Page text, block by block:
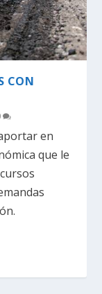
CON
en
que le